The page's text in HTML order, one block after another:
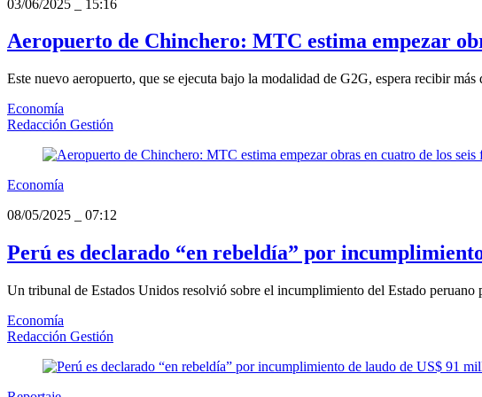
03/06/2025 15:16
Aeropuerto de Chinchero: MTC estima empezar
Este nuevo aeropuerto, que se ejecuta bajo la modalidad de G2G, espera recibir
Economía
Redacción Gestión
Economía
08/05/2025
07:12
Perú es declarado “en rebeldía” por
Un tribunal de Estados Unidos resolvió sobre el incumplimiento del Estado peruano
Economía
Redacción Gestión